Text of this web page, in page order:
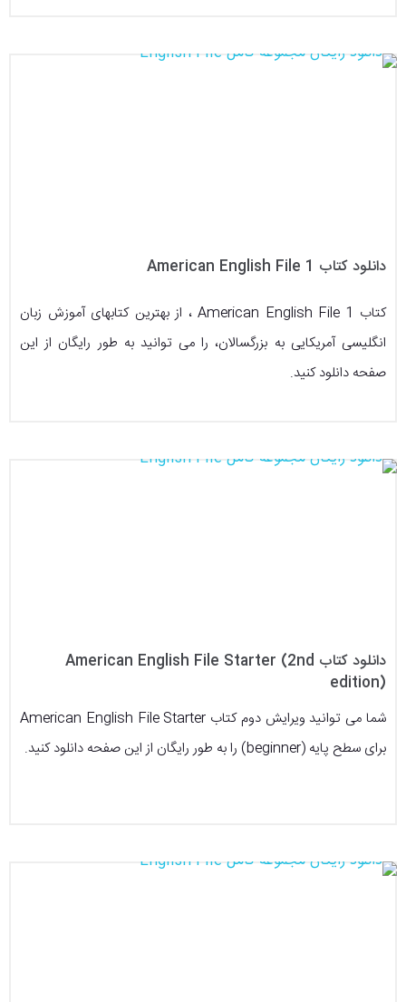
دانلود کتاب American English File 1
کتاب American English File 1 ، از بهترین کتابهای آموزش زبان
انگلیسی آمریکایی به بزرگسالان، را می توانید به طور رایگان از این
صفحه دانلود کنید.
دانلود کتاب American English File Starter (2nd
edition)
شما می توانید ویرایش دوم کتاب American English File Starter
برای سطح پایه (beginner) را به طور رایگان از این صفحه دانلود کنید.